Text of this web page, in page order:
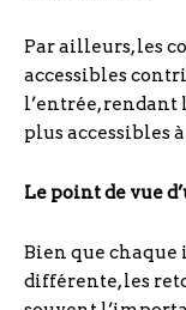
Par ailleurs, les
accessibles
l’entrée,
plus accessibles
Le point de vue
Bien que
différente, les